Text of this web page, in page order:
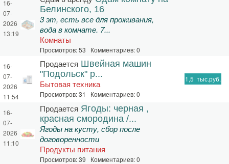
16-
07-
2026
13:19
Белинского, 16
3 эт, есть все для проживания,
вода в комнате. 7...
Комнаты
Просмотров: 53 Комментариев: 0
16-
07-
2026
11:54
Продается Швейная машин
"Подольск" р...
Бытовая техника
Просмотров: 31 Комментариев: 0
1,5 тыс.руб.
16-
07-
2026
11:10
Продается Ягоды: черная ,
красная смородина /...
Ягоды на кусту, сбор после
договоренности
Продукты питания
Просмотров: 39 Комментариев: 0